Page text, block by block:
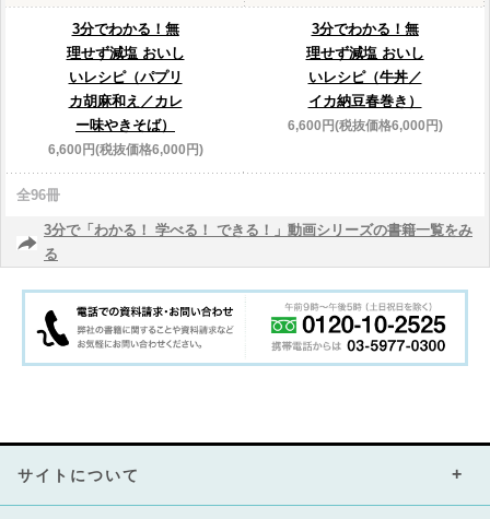
3分でわかる！無
理せず減塩 おいし
いレシピ（パプリ
カ胡麻和え／カレ
ー味やきそば）
6,600円(税抜価格6,000円)
3分でわかる！無
理せず減塩 おいし
いレシピ（牛丼／
イカ納豆春巻き）
6,600円(税抜価格6,000円)
全96冊
3分で「わかる！ 学べる！ できる！」動画シリーズの書籍一覧をみ
る
サイトについて